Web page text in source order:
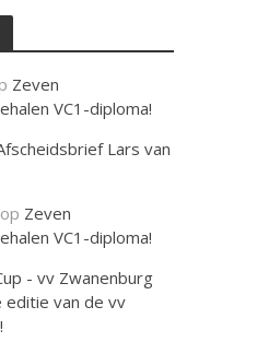
Zeven
VC1-diploma!
Lars van
op Zeven
VC1-diploma!
- vv Zwanenburg
editie van de vv